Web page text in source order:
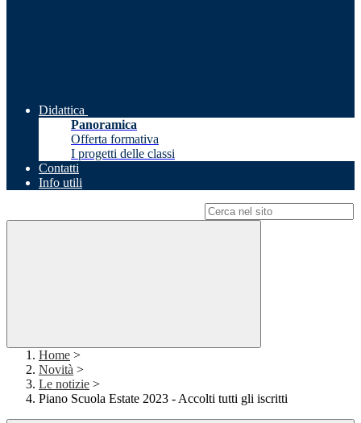
Didattica
Panoramica
Offerta formativa
I progetti delle classi
Contatti
Info utili
Home >
Novità >
Le notizie >
Piano Scuola Estate 2023 - Accolti tutti gli iscritti